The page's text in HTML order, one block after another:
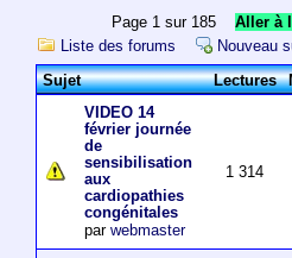
Page 1 sur 185Aller à
Liste des forums
Nouveau
Sujet
Lectures
VIDEO 14
février journée
de
sensibilisation
aux
cardiopathies
congénitales
par webmaster
1 314